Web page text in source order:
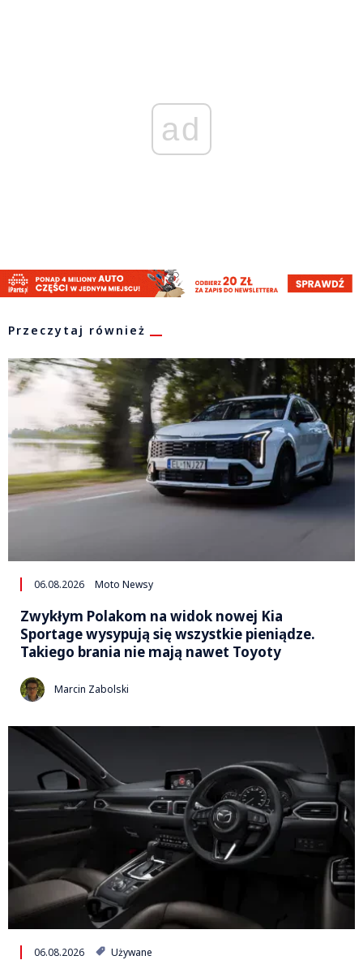
ad
Przeczytaj również
06.08.2026 Moto Newsy
Zwykłym Polakom na widok nowej Kia
Sportage wysypują się wszystkie pieniądze.
Takiego brania nie mają nawet Toyoty
Marcin Zabolski
06.08.2026 Używane